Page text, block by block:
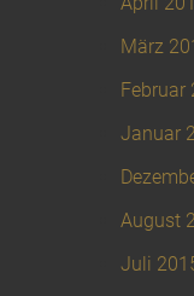
März
Februar
Januar
August
Juli